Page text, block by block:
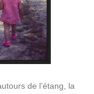
de l’étang, la